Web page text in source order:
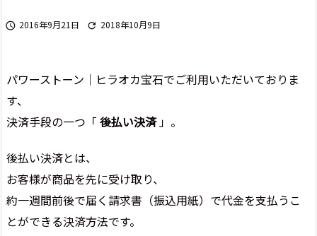
 2016年9月21日  2018年10月9日
パワーストーン｜ヒラオカ宝石でご利用いただいておりま
す、
決済手段の一つ「 後払い決済」。
後払い決済とは、
お客様が商品を先に受け取り、
約一週間前後で届く請求書（振込用紙）で代金を支払うこ
とができる決済方法です。